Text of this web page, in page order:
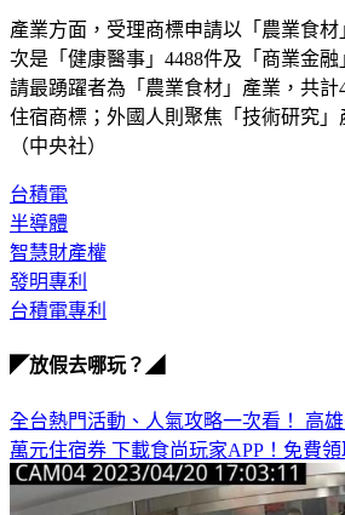
產業方面，受理商標申請以「農業食材
次是「健康醫事」4488件及「商業金融
請最踴躍者為「農業食材」產業，共計
住宿商標；外國人則聚焦「技術研究」
（中央社）
台積電
半導體
智慧財產權
發明專利
台積電專利
◤放假去哪玩？◢
全台熱門活動、人氣攻略一次看！ 高
萬元住宿券 下載食尚玩家APP！免費